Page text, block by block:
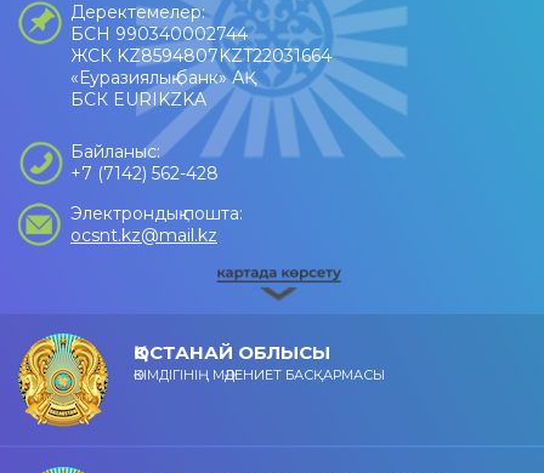
Деректемелер:
БСН 990340002744
ЖСК KZ8594807KZT22031664
«Еуразиялық банк» АҚ
БСК EURIKZKA
Байланыс:
+7 (7142) 562-428
Электрондық пошта:
ocsnt.kz@mail.kz
ҚОСТАНАЙ ОБЛЫСЫ
ӘКІМДІГІНІҢ МӘДЕНИЕТ БАСҚАРМАСЫ